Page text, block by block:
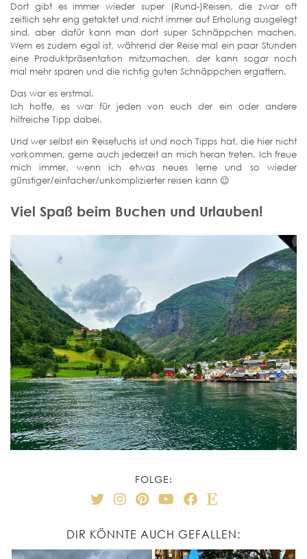
Dort gibt es immer wieder super (Rund-)Reisen, die zwar oft
zeitlich sehr eng getaktet und nicht immer auf Erholung ausgelegt
sind, aber dafür kann man dort super Schnäppchen machen.
Wem es zudem egal ist, während der Reise mal ein paar Stunden
eine Produktpräsentation mitzumachen, der kann sogar noch
mal mehr sparen und die richtig guten Schnäppchen ergattern.
Das war es erstmal.
Ich hoffe, es war für jeden von euch der ein oder andere
hilfreiche Tipp dabei.
Und wer selbst ein Reisefuchs ist und noch Tipps hat, die hier nicht
vorkommen, gerne auch jederzeit an mich heran treten. Ich freue
mich immer, wenn ich etwas neues lerne und so wieder
günstiger/einfacher/unkomplizierter reisen kann 😉
Viel Spaß beim Buchen und Urlauben!
FOLGE:
DIR KÖNNTE AUCH GEFALLEN: